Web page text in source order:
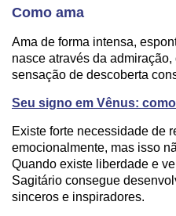
Como ama
Ama de forma intensa,
nasce através da
sensação de descoberta
Seu signo em Vênus:
Existe forte necessidade de
emocionalmente, mas isso
Quando existe liberdade e
Sagitário consegue
sinceros e inspiradores.